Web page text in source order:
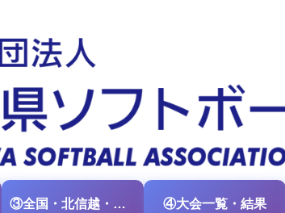
③全国・北信越・中日本大会情報 ④大会一覧・結果